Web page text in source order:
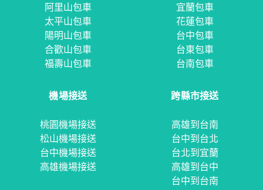
阿里山包車
太平山包車
陽明山包車
合歡山包車
福壽山包車
宜蘭包車
花蓮包車
台中包車
台東包車
台南包車
機場接送
桃園機場接送
松山機場接送
台中機場接送
高雄機場接送
跨縣市接送
高雄到台南
台中到台北
台北到宜蘭
高雄到台中
台中到台南